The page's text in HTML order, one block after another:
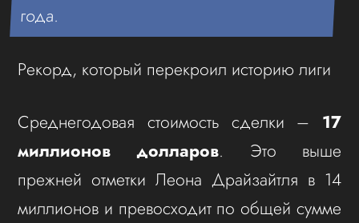
года.
Рекорд, который перекроил историю лиги
Среднегодовая стоимость сделки – 17
миллионов долларов. Это выше
прежней отметки Леона Драйзайтля в 14
миллионов и превосходит по общей сумме